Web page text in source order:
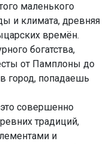
маленького
и климата, древняя
времён.
богатства,
от Памплоны до
город, попадаешь
совершенно
традиций,
и